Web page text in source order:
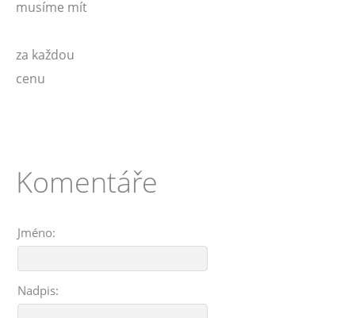
musíme mít
za každou
cenu
Komentáře
Jméno:
Nadpis: